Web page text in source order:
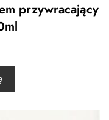
przywracający